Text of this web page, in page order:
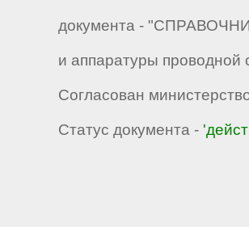
документа -
и аппаратуры проводной
Согласован
Статус документа -